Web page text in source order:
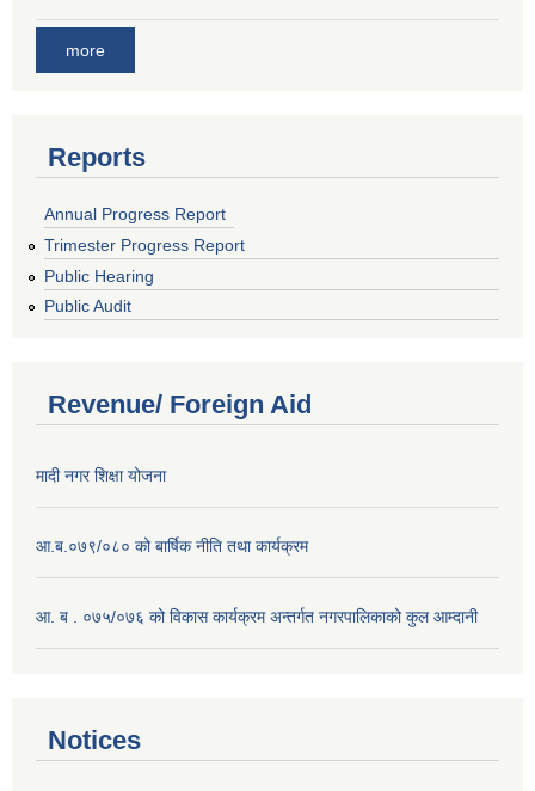
more
Reports
Annual Progress Report
Trimester Progress Report
Public Hearing
Public Audit
Revenue/ Foreign Aid
मादी नगर शिक्षा योजना
आ.ब.०७९/०८० को बार्षिक नीति तथा कार्यक्रम
आ. ब . ०७५/०७६ को विकास कार्यक्रम अन्तर्गत नगरपालिकाको कुल आम्दानी
Notices